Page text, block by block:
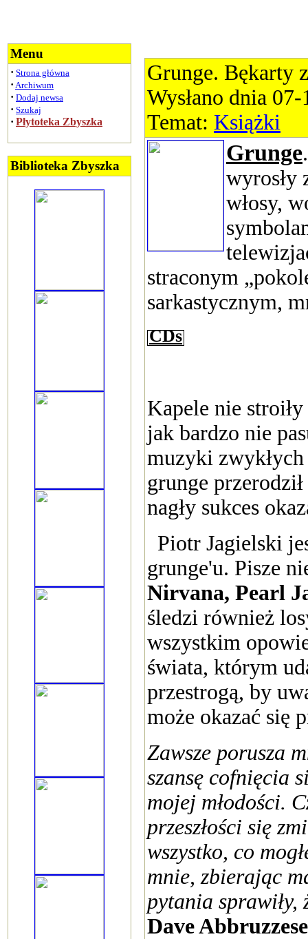
Menu
· Strona główna
· Archiwum
· Dodaj newsa
· Szukaj
· Płytoteka Zbyszka
Biblioteka Zbyszka
Grunge. Bękarty
Wysłano dnia
Temat: Książki
Grunge
wyrosły
włosy,
straconym
sarkastycznym,
CDs
Kapele nie
jak bardzo nie
muzyki
grunge
nagły sukces
Piotr Jagielski
grunge'u. Pisze
Nirvana, Pearl
śledzi również
wszystkim
świata, którym
przestrogą, by
może okazać się
Zawsze porusza
szansę cofnięcia
mojej młodości.
przeszłości się
wszystko, co
mnie, zbierając
pytania sprawiły,
Dave Abbruzzese